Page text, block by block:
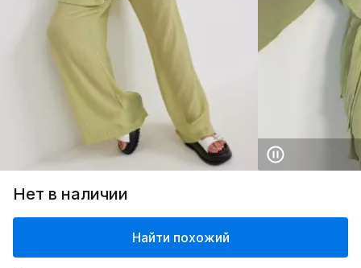
Нет в наличии
Найти похожий